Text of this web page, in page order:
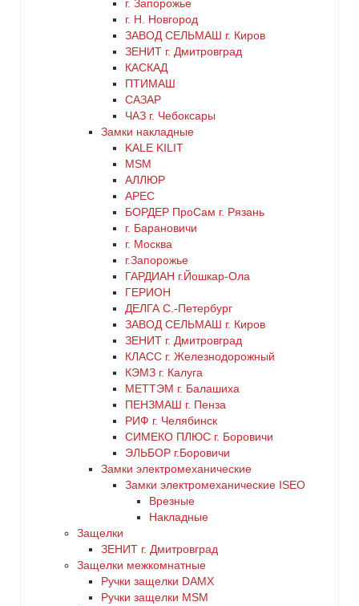
г. Запорожье
г. Н. Новгород
ЗАВОД СЕЛЬМАШ г. Киров
ЗЕНИТ г. Дмитровград
КАСКАД
ПТИМАШ
САЗАР
ЧАЗ г. Чебоксары
Замки накладные
KALE KILIT
MSM
АЛЛЮР
АРЕС
БОРДЕР ПроСам г. Рязань
г. Барановичи
г. Москва
г.Запорожье
ГАРДИАН г.Йошкар-Ола
ГЕРИОН
ДЕЛГА С.-Петербург
ЗАВОД СЕЛЬМАШ г. Киров
ЗЕНИТ г. Дмитровград
КЛАСС г. Железнодорожный
КЭМЗ г. Калуга
МЕТТЭМ г. Балашиха
ПЕНЗМАШ г. Пенза
РИФ г. Челябинск
СИМЕКО ПЛЮС г. Боровичи
ЭЛЬБОР г.Боровичи
Замки электромеханические
Замки электромеханические ISEO
Врезные
Накладные
Защелки
ЗЕНИТ г. Дмитровград
Защелки межкомнатные
Ручки защелки DAMX
Ручки защелки MSM